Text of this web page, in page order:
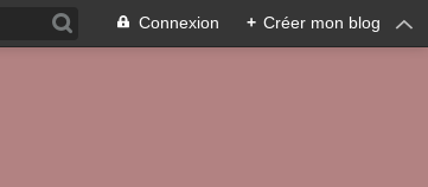
Connexion + Créer mon blog